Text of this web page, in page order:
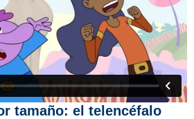
tamaño: el telencéfalo